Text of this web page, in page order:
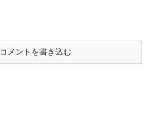
コメントを書き込む